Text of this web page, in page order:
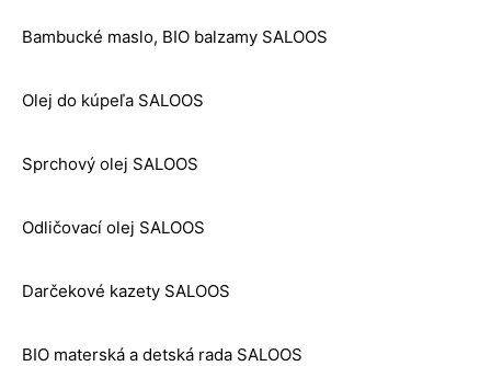
Bambucké maslo, BIO balzamy SALOOS
Olej do kúpeľa SALOOS
Sprchový olej SALOOS
Odličovací olej SALOOS
Darčekové kazety SALOOS
BIO materská a detská rada SALOOS